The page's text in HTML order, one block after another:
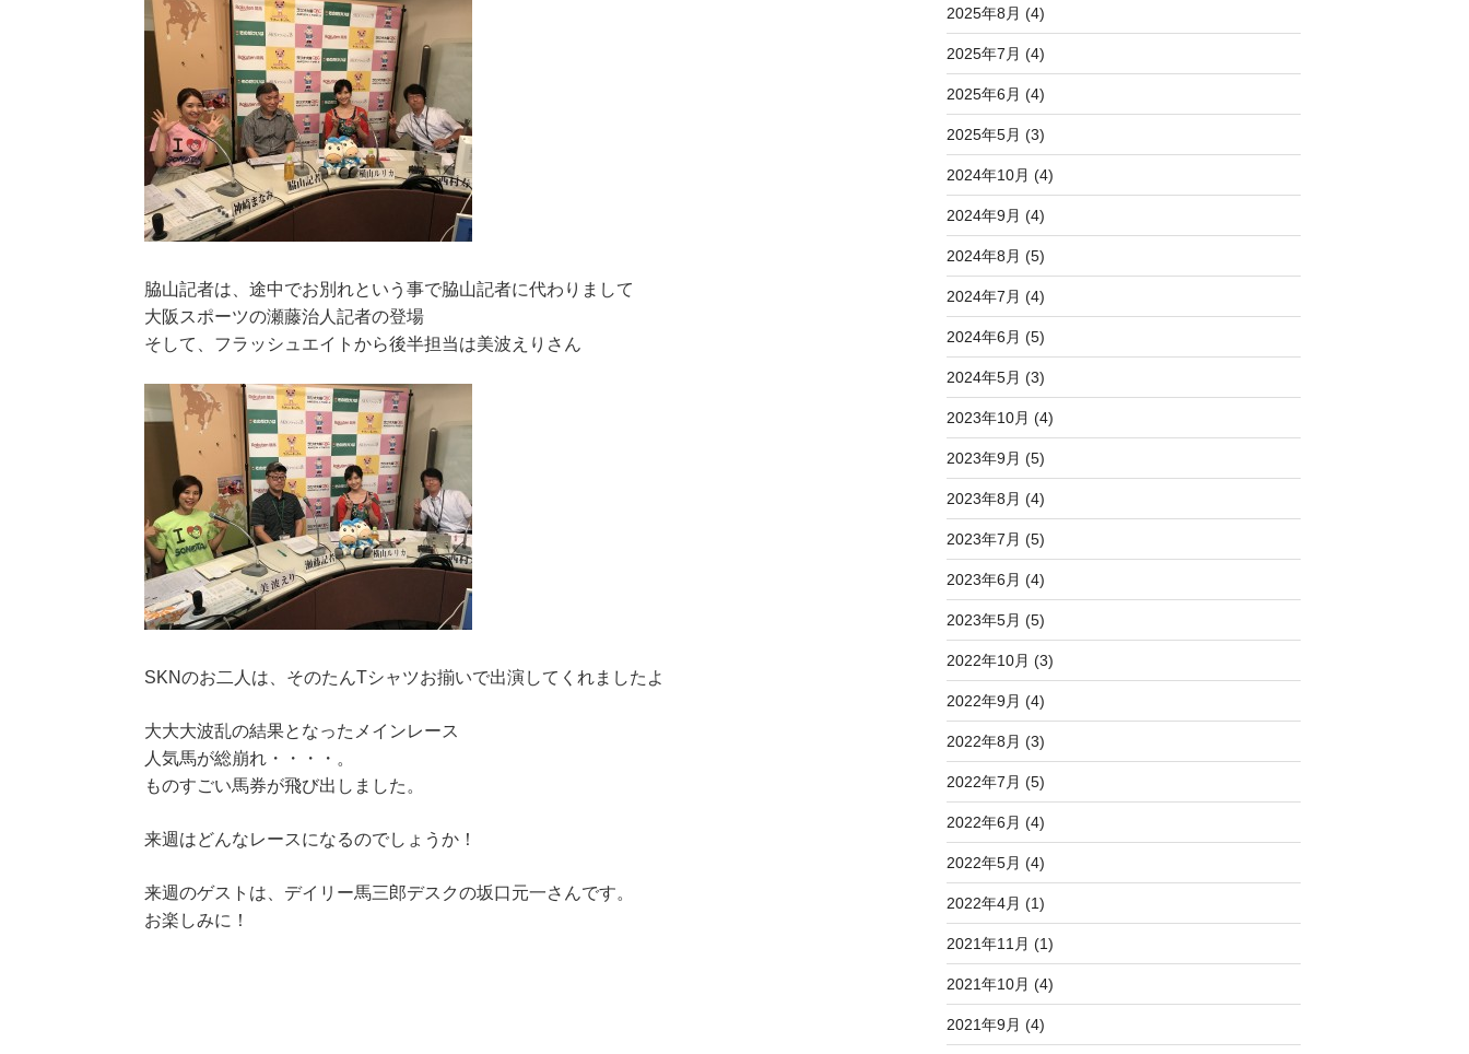
脇山記者は、途中でお別れという事で脇山記者に代わりまして
大阪スポーツの瀬藤治人記者の登場
そして、フラッシュエイトから後半担当は美波えりさん
SKNのお二人は、そのたんTシャツお揃いで出演してくれましたよ
大大大波乱の結果となったメインレース
人気馬が総崩れ・・・・。
ものすごい馬券が飛び出しました。
来週はどんなレースになるのでしょうか！
来週のゲストは、デイリー馬三郎デスクの坂口元一さんです。
お楽しみに！
2025年8月 (4)
2025年7月 (4)
2025年6月 (4)
2025年5月 (3)
2024年10月 (4)
2024年9月 (4)
2024年8月 (5)
2024年7月 (4)
2024年6月 (5)
2024年5月 (3)
2023年10月 (4)
2023年9月 (5)
2023年8月 (4)
2023年7月 (5)
2023年6月 (4)
2023年5月 (5)
2022年10月 (3)
2022年9月 (4)
2022年8月 (3)
2022年7月 (5)
2022年6月 (4)
2022年5月 (4)
2022年4月 (1)
2021年11月 (1)
2021年10月 (4)
2021年9月 (4)